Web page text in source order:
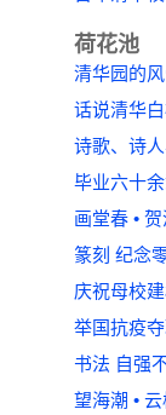
荷花池
清华园
话说清
诗歌、诗
毕业六
画堂春 •
篆刻 纪
庆祝母校
举国抗
书法 自
望海潮 •